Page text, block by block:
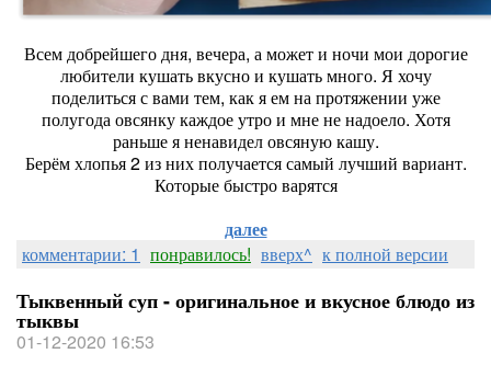
Всем добрейшего дня, вечера, а может и ночи мои дорогие
любители кушать вкусно и кушать много. Я хочу
поделиться с вами тем, как я ем на протяжении уже
полугода овсянку каждое утро и мне не надоело. Хотя
раньше я ненавидел овсяную кашу.
Берём хлопья 2 из них получается самый лучший вариант.
Которые быстро варятся
далее
комментарии: 1 понравилось! вверх^ к полной версии
Тыквенный суп - оригинальное и вкусное блюдо из
тыквы
01-12-2020 16:53